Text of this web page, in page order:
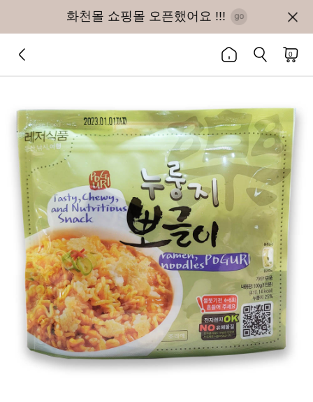
화천몰 쇼핑몰 오픈했어요 !!!
0